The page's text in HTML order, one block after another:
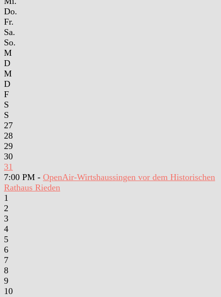
Do.
Fr.
Sa.
So.
M
D
M
D
F
S
S
27
28
29
30
31
7:00 PM - OpenAir-Wirtshaussingen vor dem Historischen
Rathaus Rieden
1
2
3
4
5
6
7
8
9
10